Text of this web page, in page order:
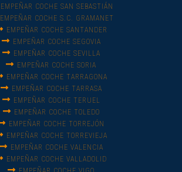
EMPEÑAR COCHE SAN SEBASTIÁN
EMPEÑAR COCHE S.C. GRAMANET
EMPEÑAR COCHE SANTANDER
EMPEÑAR COCHE SEGOVIA
EMPEÑAR COCHE SEVILLA
EMPEÑAR COCHE SORIA
EMPEÑAR COCHE TARRAGONA
EMPEÑAR COCHE TARRASA
EMPEÑAR COCHE TERUEL
EMPEÑAR COCHE TOLEDO
EMPEÑAR COCHE TORREJÓN
EMPEÑAR COCHE TORREVIEJA
EMPEÑAR COCHE VALENCIA
EMPEÑAR COCHE VALLADOLID